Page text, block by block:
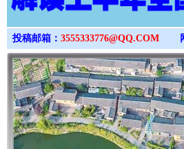
投稿邮箱： 3555333776@QQ.COM